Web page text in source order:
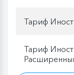
Тариф
Тариф